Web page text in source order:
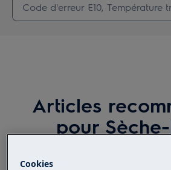
Articles
pour
Cookies